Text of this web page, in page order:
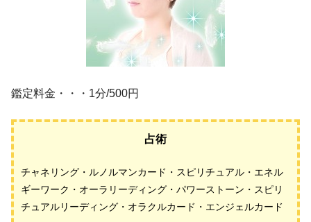
鑑定料金・・・1分/500円
占術
チャネリング・ルノルマンカード・スピリチュアル・エネル
ギーワーク・オーラリーディング・パワーストーン・スピリ
チュアルリーディング・オラクルカード・エンジェルカード